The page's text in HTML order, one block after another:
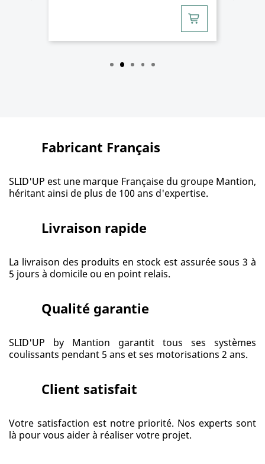
Fabricant Français
SLID'UP est une marque Française du groupe Mantion,
héritant ainsi de plus de 100 ans d'expertise.
Livraison rapide
La livraison des produits en stock est assurée sous 3 à
5 jours à domicile ou en point relais.
Qualité garantie
SLID'UP by Mantion garantit tous ses systèmes
coulissants pendant 5 ans et ses motorisations 2 ans.
Client satisfait
Votre satisfaction est notre priorité. Nos experts sont
là pour vous aider à réaliser votre projet.